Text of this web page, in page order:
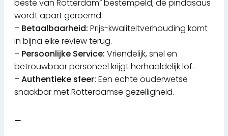
beste van Rotterdam” bestempeld; de pindasaus
wordt apart geroemd.
– Betaalbaarheid: Prijs-kwaliteitverhouding komt
in bijna elke review terug.
– Persoonlijke Service: Vriendelijk, snel en
betrouwbaar personeel krijgt herhaaldelijk lof.
–Authentieke sfeer: Een echte ouderwetse
snackbar met Rotterdamse gezelligheid.
—